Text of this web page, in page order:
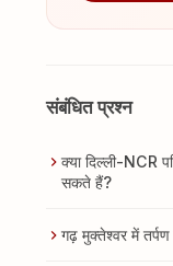
संबंधित प्रश्न
क्या दिल्ली-NCR
सकते हैं?
गढ़ मुक्तेश्वर में तर्पण